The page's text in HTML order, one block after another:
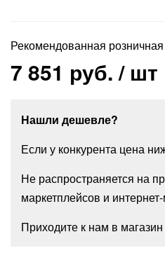
Рекомендованная
7 851 руб./ шт
Нашли дешевле?
Если у конкурента цена
Не распространяется на
маркетплейсов и
Приходите к нам в магазин